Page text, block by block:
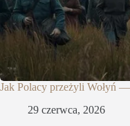
Jak Polacy przeżyli Wołyń
29 czerwca, 2026